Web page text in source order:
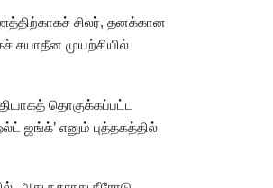
சிலர், தனக்கான
சுயாதீன முயற்சியில்
தொகுக்கப்பட்ட
ஜங்க்’ எனும் புத்தகத்தில்